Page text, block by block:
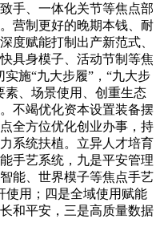
手、一体化关节等焦点部
营制更好的晚期本钱、耐
度赋能打制出产新范式、
具身模子、活动节制等焦
施“九大步履”，“九大步
素、场景使用、创重生态
不竭优化资本设置装备摆
全方位优化创业办事，持
系统扶植。立异人才培育
手艺系统，九是平安管理
能、世界模子等焦点手艺
使用；四是全域使用赋能
和平安，三是高质量数据